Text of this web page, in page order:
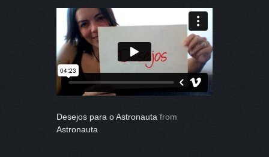
Desejos para o Astronauta from
Astronauta